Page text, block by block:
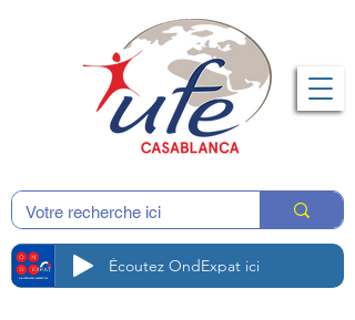
Écoutez OndExpat ici